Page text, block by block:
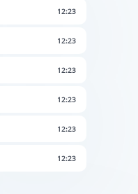
12:23
12:23
12:23
12:23
12:23
12:23